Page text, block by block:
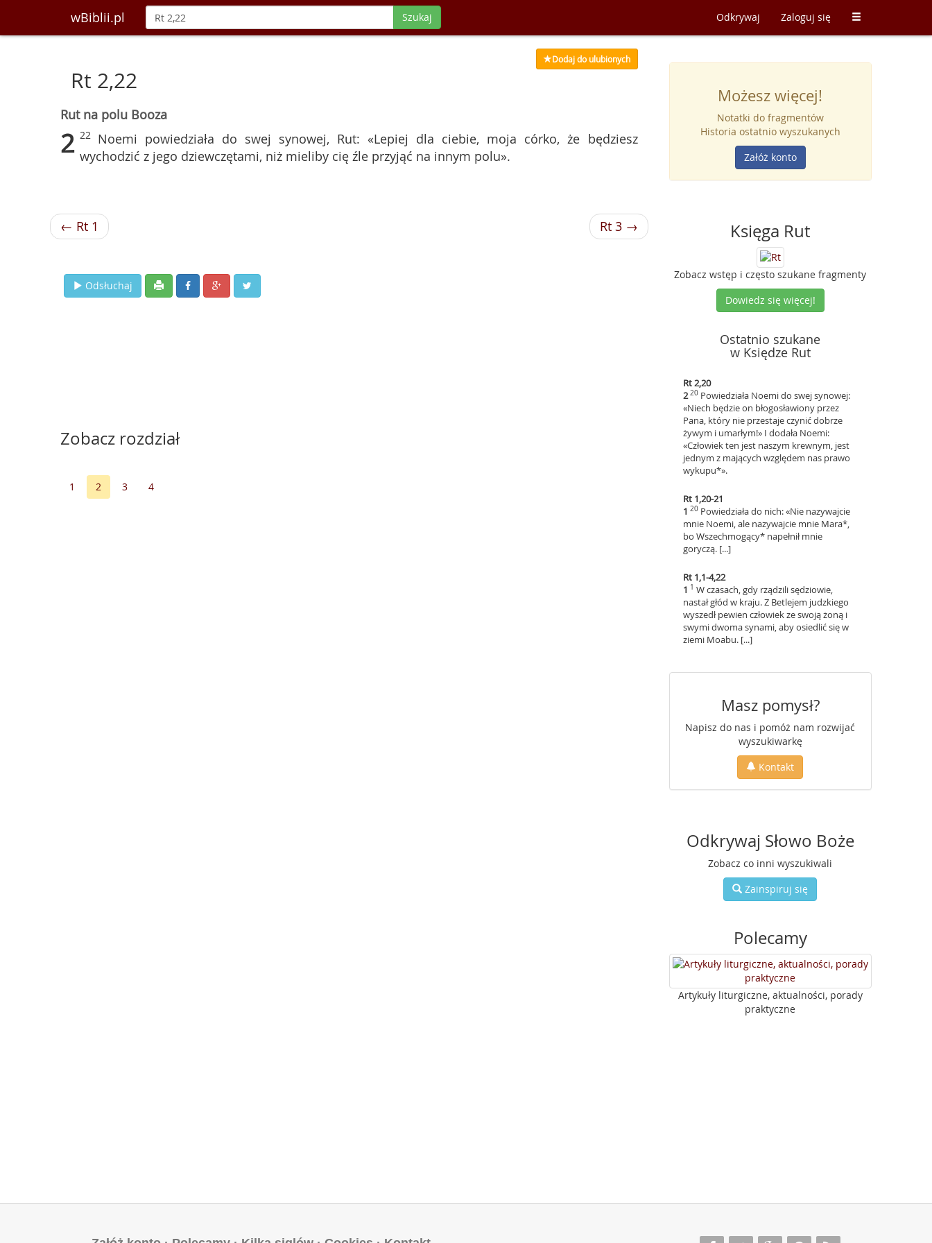
wBiblii.pl Szukaj Odkrywaj Zaloguj się
Dodaj do ulubionych
Rt 2,22
Rut na polu Booza
2 22 Noemi powiedziała do swej synowej, Rut: «Lepiej dla ciebie, moja córko, że będziesz
wychodzić z jego dziewczętami, niż mieliby cię źle przyjąć na innym polu».
← Rt 1 Rt 3 →
Odsłuchaj
Zobacz rozdział
1 2 3 4
Możesz więcej!
Notatki do fragmentów
Historia ostatnio wyszukanych
Załóż konto
Księga Rut
Zobacz wstęp i często szukane fragmenty
Dowiedz się więcej!
Ostatnio szukane
w Księdze Rut
Rt 2,20
220 Powiedziała Noemi do swej synowej:
«Niech będzie on błogosławiony przez
Pana, który nie przestaje czynić dobrze
żywym i umarłym!» I dodała Noemi:
«Człowiek ten jest naszym krewnym, jest
jednym z mających względem nas prawo
wykupu*».
Rt 1,20-21
1 20 Powiedziała do nich: «Nie nazywajcie
mnie Noemi, ale nazywajcie mnie Mara*,
bo Wszechmogący* napełnił mnie
goryczą. [...]
Rt 1,1-4,22
1 1 W czasach, gdy rządzili sędziowie,
nastał głód w kraju. Z Betlejem judzkiego
wyszedł pewien człowiek ze swoją żoną i
swymi dwoma synami, aby osiedlić się w
ziemi Moabu. [...]
Masz pomysł?
Napisz do nas i pomóż nam rozwijać
wyszukiwarkę
Kontakt
Odkrywaj Słowo Boże
Zobacz co inni wyszukiwali
Zainspiruj się
Polecamy
Artykuły liturgiczne, aktualności, porady
praktyczne